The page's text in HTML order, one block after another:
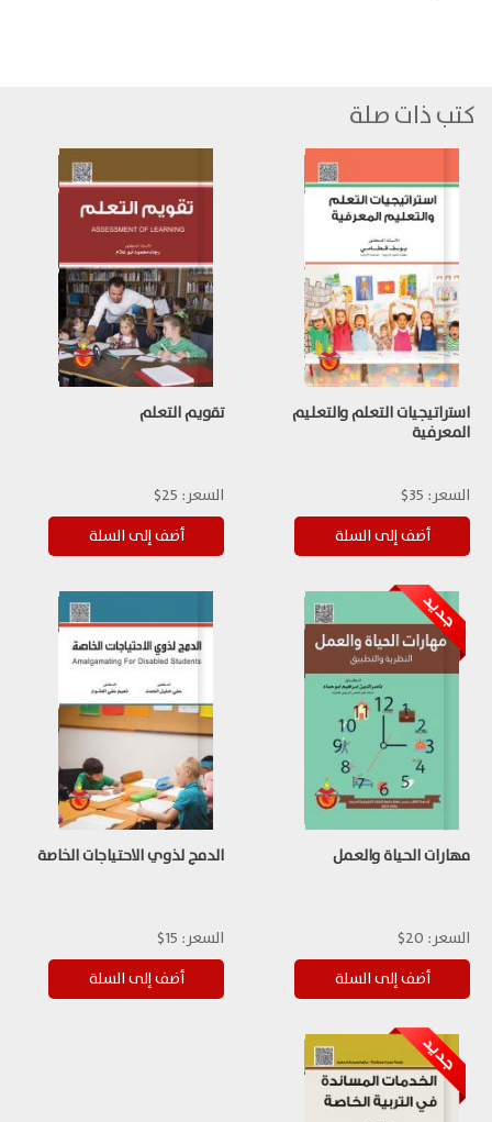
كتب ذات صلة
استراتيجيات التعلم والتعليم
المعرفية
السعر: 35$
تقويم التعلم
السعر: 25$
مهارات الحياة والعمل
السعر: 20$
الدمج لذوي الاحتياجات الخاصة
السعر: 15$